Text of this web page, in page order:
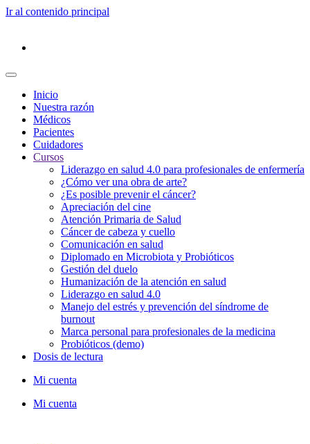
Ir al contenido principal
Inicio
Nuestra razón
Médicos
Pacientes
Cuidadores
Cursos
Liderazgo en salud 4.0 para profesionales de enfermería
¿Cómo ver una obra de arte?
¿Es posible prevenir el cáncer?
Apreciación del cine
Atención Primaria de Salud
Cáncer de cabeza y cuello
Comunicación en salud
Diplomado en Microbiota y Probióticos
Gestión del duelo
Humanización de la atención en salud
Liderazgo en salud 4.0
Manejo del estrés y prevención del síndrome de
burnout
Marca personal para profesionales de la medicina
Probióticos (demo)
Dosis de lectura
Mi cuenta
Mi cuenta